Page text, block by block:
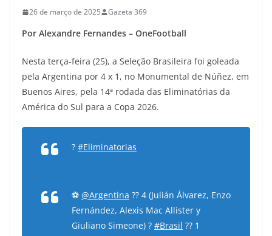
26 de março de 2025 Gazeta 369
Por Alexandre Fernandes – OneFootball
Nesta terça-feira (25), a Seleção Brasileira foi goleada
pela Argentina por 4 x 1, no Monumental de Núñez, em
Buenos Aires, pela 14ª rodada das Eliminatórias da
América do Sul para a Copa 2026.
? #Eliminatorias
⚽ @Argentina ?? 4 (Julián Álvarez, Enzo
Fernández, Alexis Mac Allister y
Giuliano Simeone) ? #Brasil ?? 1